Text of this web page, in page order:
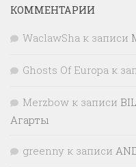
КОММЕНТАРИИ
WaclawSha к записи
Ghosts Of Europa к
Merzbow к записи
Агарты
greenny к записи